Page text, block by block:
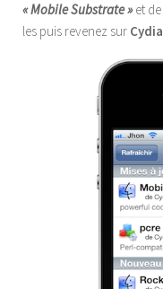
« Mobile Substrate »et de
les puis revenez sur Cydia